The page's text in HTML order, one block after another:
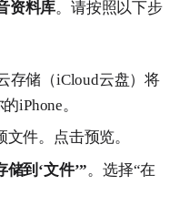
资料库。请按照以下步
存储（iCloud云盘）将
iPhone。
件。点击预览。
储到‘文件’”。选择“在